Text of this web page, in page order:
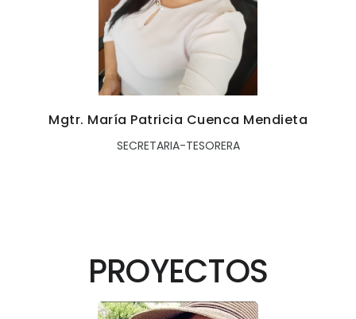
Mgtr. María Patricia Cuenca Mendieta
SECRETARIA-TESORERA
PROYECTOS